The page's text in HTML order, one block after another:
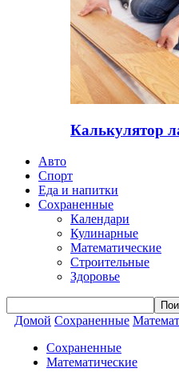
Калькулятор
Авто
Спорт
Еда и напитки
Сохраненные
Календари
Кулинарные
Математические
Строительные
Здоровье
Домой Сохраненные
Сохраненные
Математические